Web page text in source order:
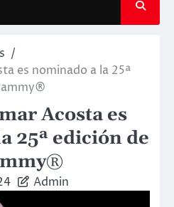
es nominado a la 25ª
Acosta es
25ª edición de
Admin